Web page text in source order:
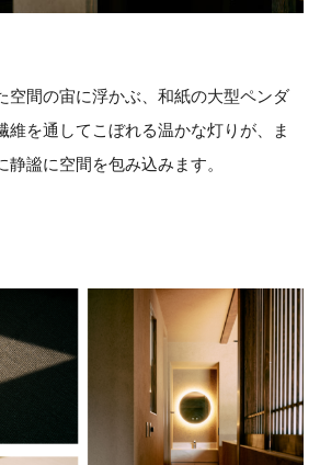
空間の宙に浮かぶ、和紙の大型ペンダ
維を通してこぼれる温かな灯りが、ま
謐に空間を包み込みます。